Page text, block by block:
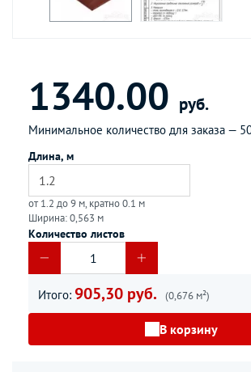
1340.00 руб.
Минимальное количество для заказа —
Длина, м
от 1.2 до 9 м, кратно 0.1 м
Ширина: 0,563 м
Количество листов
Итого: 905,30 руб. (0,676 м²)
В корзину